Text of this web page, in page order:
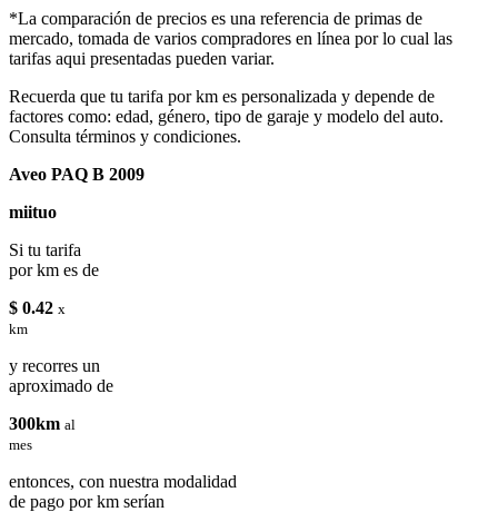
*La comparación de precios es una referencia de primas de
mercado, tomada de varios compradores en línea por lo cual las
tarifas aqui presentadas pueden variar.
Recuerda que tu tarifa por km es personalizada y depende de
factores como: edad, género, tipo de garaje y modelo del auto.
Consulta términos y condiciones.
Aveo PAQ B 2009
miituo
Si tu tarifa
por km es de
$ 0.42 x
km
y recorres un
aproximado de
300km al
mes
entonces, con nuestra modalidad
de pago por km serían